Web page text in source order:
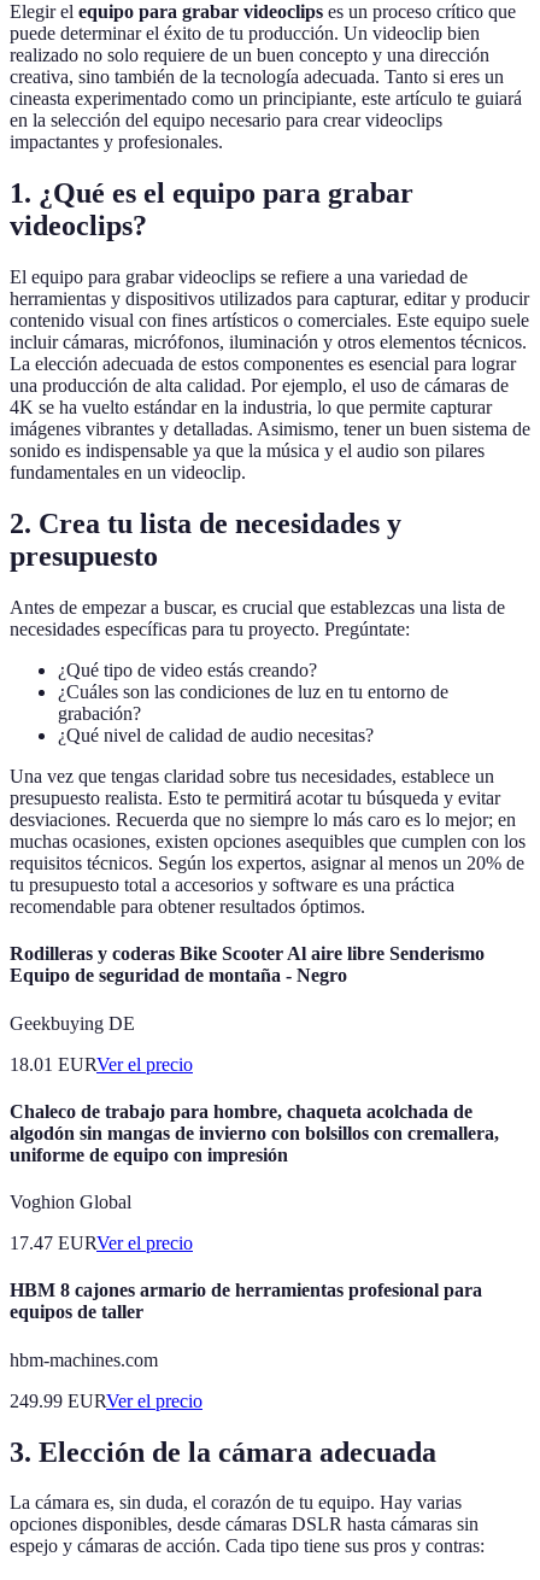
Elegir el equipo para grabar videoclips es un proceso crítico que
puede determinar el éxito de tu producción. Un videoclip bien
realizado no solo requiere de un buen concepto y una dirección
creativa, sino también de la tecnología adecuada. Tanto si eres un
cineasta experimentado como un principiante, este artículo te guiará
en la selección del equipo necesario para crear videoclips
impactantes y profesionales.
1. ¿Qué es el equipo para grabar
videoclips?
El equipo para grabar videoclips se refiere a una variedad de
herramientas y dispositivos utilizados para capturar, editar y producir
contenido visual con fines artísticos o comerciales. Este equipo suele
incluir cámaras, micrófonos, iluminación y otros elementos técnicos.
La elección adecuada de estos componentes es esencial para lograr
una producción de alta calidad. Por ejemplo, el uso de cámaras de
4K se ha vuelto estándar en la industria, lo que permite capturar
imágenes vibrantes y detalladas. Asimismo, tener un buen sistema de
sonido es indispensable ya que la música y el audio son pilares
fundamentales en un videoclip.
2. Crea tu lista de necesidades y
presupuesto
Antes de empezar a buscar, es crucial que establezcas una lista de
necesidades específicas para tu proyecto. Pregúntate:
¿Qué tipo de video estás creando?
¿Cuáles son las condiciones de luz en tu entorno de
grabación?
¿Qué nivel de calidad de audio necesitas?
Una vez que tengas claridad sobre tus necesidades, establece un
presupuesto realista. Esto te permitirá acotar tu búsqueda y evitar
desviaciones. Recuerda que no siempre lo más caro es lo mejor; en
muchas ocasiones, existen opciones asequibles que cumplen con los
requisitos técnicos. Según los expertos, asignar al menos un 20% de
tu presupuesto total a accesorios y software es una práctica
recomendable para obtener resultados óptimos.
Rodilleras y coderas Bike Scooter Al aire libre Senderismo
Equipo de seguridad de montaña - Negro
Geekbuying DE
18.01 EURVer el precio
Chaleco de trabajo para hombre, chaqueta acolchada de
algodón sin mangas de invierno con bolsillos con cremallera,
uniforme de equipo con impresión
Voghion Global
17.47 EURVer el precio
HBM 8 cajones armario de herramientas profesional para
equipos de taller
hbm-machines.com
249.99 EURVer el precio
3. Elección de la cámara adecuada
La cámara es, sin duda, el corazón de tu equipo. Hay varias
opciones disponibles, desde cámaras DSLR hasta cámaras sin
espejo y cámaras de acción. Cada tipo tiene sus pros y contras: